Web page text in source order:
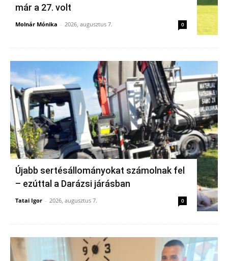
már a 27. volt
Molnár Mónika - 2026, augusztus 7. 0
Újabb sertésállományokat számolnak fel
– ezúttal a Darázsi járásban
Tatai Igor - 2026, augusztus 7. 0